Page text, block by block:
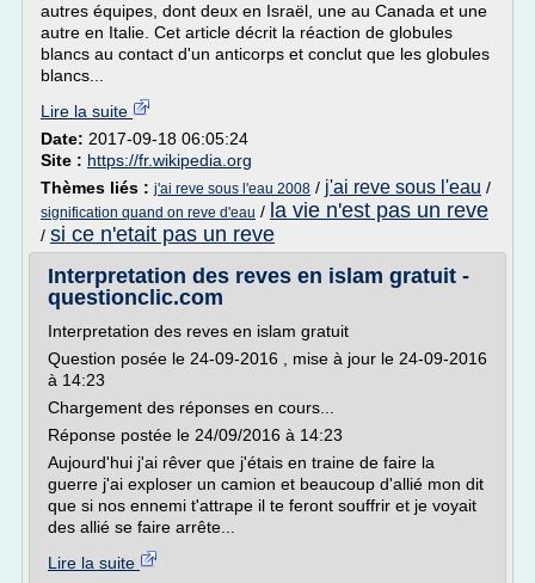
autres équipes, dont deux en Israël, une au Canada et une
autre en Italie. Cet article décrit la réaction de globules
blancs au contact d'un anticorps et conclut que les globules
blancs...
Lire la suite
Date: 2017-09-18 06:05:24
Site : https://fr.wikipedia.org
Thèmes liés : j'ai reve sous l'eau 2008 / j'ai reve sous l'eau /
signification quand on reve d'eau / la vie n'est pas un reve
/ si ce n'etait pas un reve
Interpretation des reves en islam gratuit -
questionclic.com
Interpretation des reves en islam gratuit
Question posée le 24-09-2016 , mise à jour le 24-09-2016
à 14:23
Chargement des réponses en cours...
Réponse postée le 24/09/2016 à 14:23
Aujourd'hui j'ai rêver que j'étais en traine de faire la
guerre j'ai exploser un camion et beaucoup d'allié mon dit
que si nos ennemi t'attrape il te feront souffrir et je voyait
des allié se faire arrête...
Lire la suite